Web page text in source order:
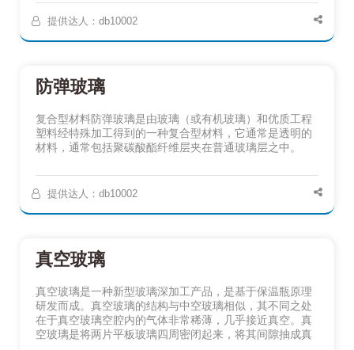
提供达人：db10002
防弹玻璃
复合型材料防弹玻璃是由玻璃（或有机玻璃）和优质工程
塑料经特殊加工得到的一种复合型材料，它通常是透明的
材料，通常包括聚碳酸酯纤维层夹在普通玻璃层之中。
提供达人：db10002
真空玻璃
真空玻璃是一种新型玻璃深加工产品，是基于保温瓶原理
研发而成。真空玻璃的结构与中空玻璃相似，其不同之处
在于真空玻璃空腔内的气体非常稀薄，几乎接近真空。真
空玻璃是将两片平板玻璃四周密闭起来，将其间隙抽成真